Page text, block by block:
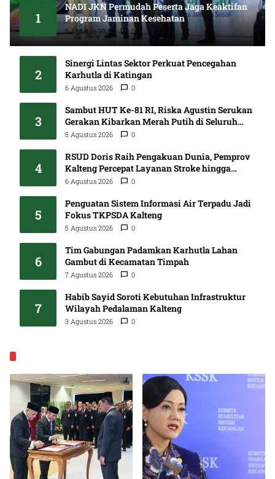
1
NADI JKN Permudah Peserta Jaga Keaktifan
Program Jaminan Kesehatan
5 Agustus 2026 0
2
Sinergi Lintas Sektor Perkuat Pencegahan
Karhutla di Katingan
6 Agustus 2026 0
3
Sambut HUT Ke-81 RI, Riska Agustin Serukan
Gerakan Kibarkan Merah Putih di Seluruh
Kalteng
5 Agustus 2026 0
4
RSUD Doris Raih Pengakuan Dunia, Pemprov
Kalteng Percepat Layanan Stroke hingga
Pelosok
6 Agustus 2026 0
5
Penguatan Sistem Informasi Air Terpadu Jadi
Fokus TKPSDA Kalteng
5 Agustus 2026 0
6
Tim Gabungan Padamkan Karhutla Lahan
Gambut di Kecamatan Timpah
7 Agustus 2026 0
7
Habib Sayid Soroti Kebutuhan Infrastruktur
Wilayah Pedalaman Kalteng
3 Agustus 2026 0